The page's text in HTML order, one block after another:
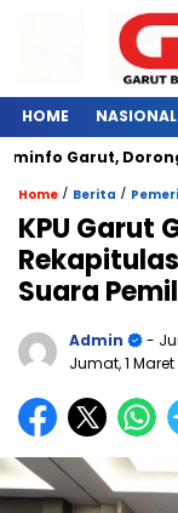
HOME NASIONAL
Dorong
Home / Berita /
KPU Garut
Suara
Admin
-
Jumat, 1